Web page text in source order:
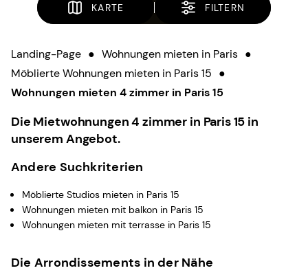
KARTE FILTERN
Landing-Page ● Wohnungen mieten in Paris ●
Möblierte Wohnungen mieten in Paris 15 ●
Wohnungen mieten 4 zimmer in Paris 15
Die Mietwohnungen 4 zimmer in Paris 15 in
unserem Angebot.
Andere Suchkriterien
Möblierte Studios mieten in Paris 15
Wohnungen mieten mit balkon in Paris 15
Wohnungen mieten mit terrasse in Paris 15
Die Arrondissements in der Nähe